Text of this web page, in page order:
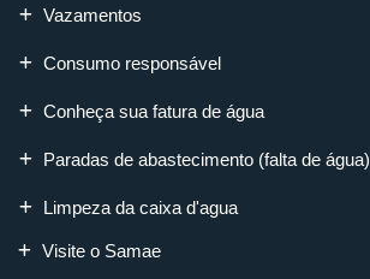
Vazamentos
Consumo responsável
Conheça sua fatura de água
Paradas de abastecimento (falta de água)
Limpeza da caixa d'agua
Visite o Samae